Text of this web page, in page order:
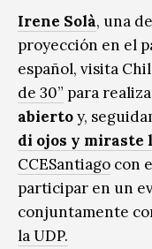
Radio / Podcast
Irene Solà, una
proyección en el
español, visita
de 30” para
abiertoy,
di ojos y miraste
CCESantiago con
participar en un
conjuntamente
la UDP.